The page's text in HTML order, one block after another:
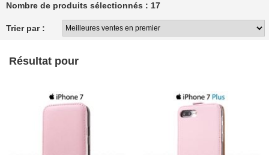
Nombre de produits sélectionnés : 17
Trier par :
Résultat pour